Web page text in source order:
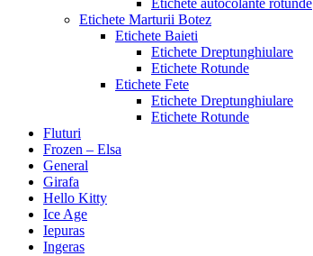
Etichete autocolante rotunde
Etichete Marturii Botez
Etichete Baieti
Etichete Dreptunghiulare
Etichete Rotunde
Etichete Fete
Etichete Dreptunghiulare
Etichete Rotunde
Fluturi
Frozen – Elsa
General
Girafa
Hello Kitty
Ice Age
Iepuras
Ingeras